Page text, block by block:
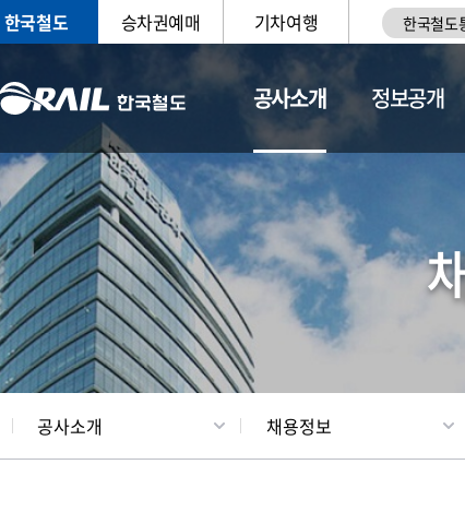
한국철도 승차권예매 기차여행 한국철도
공사소개
CEO 일반현황
정보공개
공사소개 채용정보